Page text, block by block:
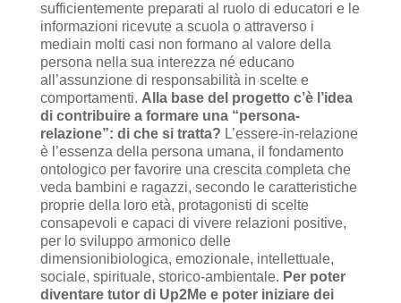
sufficientemente preparati al ruolo di educatori e le
informazioni ricevute a scuola o attraverso i
mediain molti casi non formano al valore della
persona nella sua interezza né educano
all’assunzione di responsabilità in scelte e
comportamenti. Alla base del progetto c’è l’idea
di contribuire a formare una “persona-
relazione”: di che si tratta? L’essere-in-relazione
è l’essenza della persona umana, il fondamento
ontologico per favorire una crescita completa che
veda bambini e ragazzi, secondo le caratteristiche
proprie della loro età, protagonisti di scelte
consapevoli e capaci di vivere relazioni positive,
per lo sviluppo armonico delle
dimensionibiologica, emozionale, intellettuale,
sociale, spirituale, storico-ambientale. Per poter
diventare tutor di Up2Me e poter iniziare dei